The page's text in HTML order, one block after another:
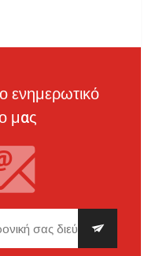
- Ερευνώνται τα
η διαδρομή
ενημερωτικό
μας